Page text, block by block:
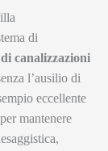
di
canalizzazioni
l’ausilio di
eccellente
mantenere